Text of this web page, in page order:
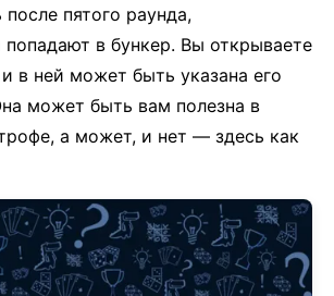
после пятого раунда,
попадают в бункер. Вы открываете
в ней может быть указана его
может быть вам полезна в
а может, и нет — здесь как